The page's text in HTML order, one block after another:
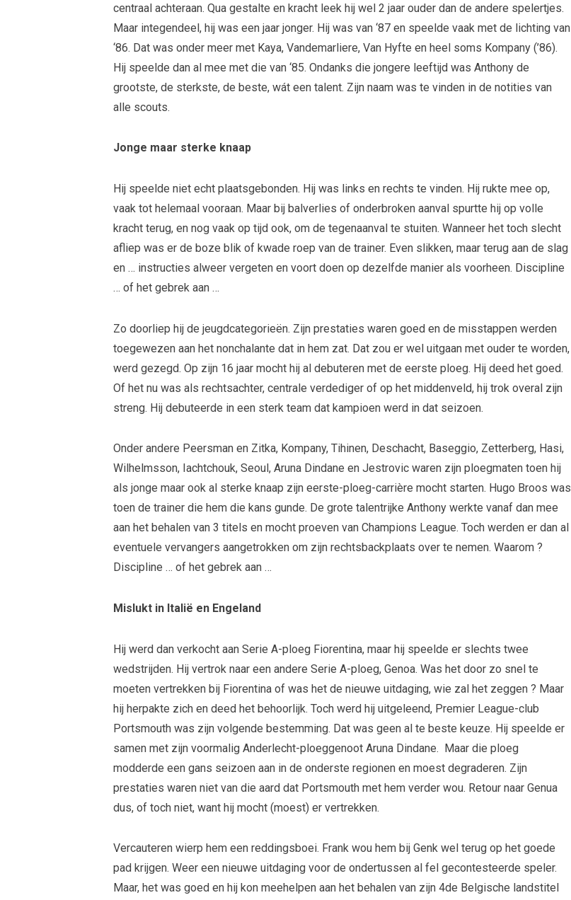
centraal achteraan. Qua gestalte en kracht leek hij wel 2 jaar ouder dan de andere spelertjes.
Maar integendeel, hij was een jaar jonger. Hij was van ‘87 en speelde vaak met de lichting van
‘86. Dat was onder meer met Kaya, Vandemarliere, Van Hyfte en heel soms Kompany (’86).
Hij speelde dan al mee met die van ‘85. Ondanks die jongere leeftijd was Anthony de
grootste, de sterkste, de beste, wát een talent. Zijn naam was te vinden in de notities van
alle scouts.
Jonge maar sterke knaap
Hij speelde niet echt plaatsgebonden. Hij was links en rechts te vinden. Hij rukte mee op,
vaak tot helemaal vooraan. Maar bij balverlies of onderbroken aanval spurtte hij op volle
kracht terug, en nog vaak op tijd ook, om de tegenaanval te stuiten. Wanneer het toch slecht
afliep was er de boze blik of kwade roep van de trainer. Even slikken, maar terug aan de slag
en … instructies alweer vergeten en voort doen op dezelfde manier als voorheen. Discipline
… of het gebrek aan …
Zo doorliep hij de jeugdcategorieën. Zijn prestaties waren goed en de misstappen werden
toegewezen aan het nonchalante dat in hem zat. Dat zou er wel uitgaan met ouder te worden,
werd gezegd. Op zijn 16 jaar mocht hij al debuteren met de eerste ploeg. Hij deed het goed.
Of het nu was als rechtsachter, centrale verdediger of op het middenveld, hij trok overal zijn
streng. Hij debuteerde in een sterk team dat kampioen werd in dat seizoen.
Onder andere Peersman en Zitka, Kompany, Tihinen, Deschacht, Baseggio, Zetterberg, Hasi,
Wilhelmsson, Iachtchouk, Seoul, Aruna Dindane en Jestrovic waren zijn ploegmaten toen hij
als jonge maar ook al sterke knaap zijn eerste-ploeg-carrière mocht starten. Hugo Broos was
toen de trainer die hem die kans gunde. De grote talentrijke Anthony werkte vanaf dan mee
aan het behalen van 3 titels en mocht proeven van Champions League. Toch werden er dan al
eventuele vervangers aangetrokken om zijn rechtsbackplaats over te nemen. Waarom ?
Discipline … of het gebrek aan …
Mislukt in Italië en Engeland
Hij werd dan verkocht aan Serie A-ploeg Fiorentina, maar hij speelde er slechts twee
wedstrijden. Hij vertrok naar een andere Serie A-ploeg, Genoa. Was het door zo snel te
moeten vertrekken bij Fiorentina of was het de nieuwe uitdaging, wie zal het zeggen ? Maar
hij herpakte zich en deed het behoorlijk. Toch werd hij uitgeleend, Premier League-club
Portsmouth was zijn volgende bestemming. Dat was geen al te beste keuze. Hij speelde er
samen met zijn voormalig Anderlecht-ploeggenoot Aruna Dindane. Maar die ploeg
modderde een gans seizoen aan in de onderste regionen en moest degraderen. Zijn
prestaties waren niet van die aard dat Portsmouth met hem verder wou. Retour naar Genua
dus, of toch niet, want hij mocht (moest) er vertrekken.
Vercauteren wierp hem een reddingsboei. Frank wou hem bij Genk wel terug op het goede
pad krijgen. Weer een nieuwe uitdaging voor de ondertussen al fel gecontesteerde speler.
Maar, het was goed en hij kon meehelpen aan het behalen van zijn 4de Belgische landstitel